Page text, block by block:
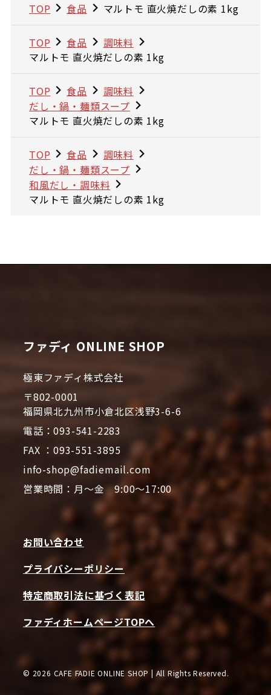
TOP 食品 マルトモ 直火焼だしの素 1kg
TOP 食品
調味料
マルトモ 直火焼だしの素 1kg
TOP 食品
調味料
だし・鍋・麺類スープ
マルトモ 直火焼だしの素 1kg
TOP 食品
調味料
だし・鍋・麺類スープ
和風だし・調味料
マルトモ 直火焼だしの素 1kg
ファディ ONLINE SHOP
極東ファディ株式会社
〒802-0001
福岡県北九州市小倉北区浅野3-6-6
電話：093-541-2283
FAX ：093-551-3895
info-shop@fadiemail.com
営業時間：月～金 9:00～17:00
お問い合わせ
プライバシーポリシー
特定商取引法に基づく表記
ファディホームページTOPへ
© 2026 CAFE FADIE ONLINE SHOP | All Rights Reserved.